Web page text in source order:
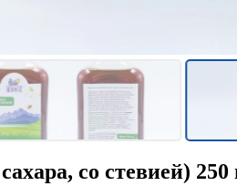
со стевией)